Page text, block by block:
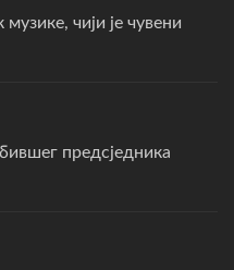
чији је чувени
предсједника